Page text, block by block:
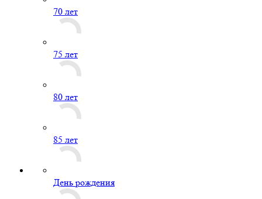
70 лет
75 лет
80 лет
85 лет
День рождения